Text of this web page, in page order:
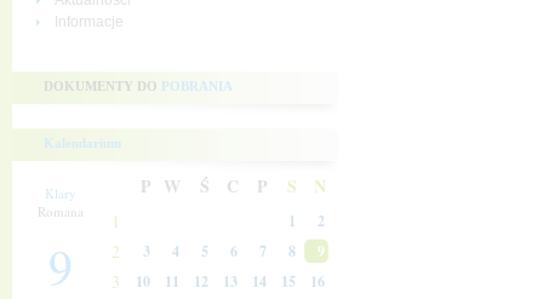
Informacje
DOKUMENTY DO POBRANIA
Kalendarium
Klary
Romana
9
P W Ś C P S N
1 1 2
2 3 4 5 6 7 8 9
3 10 11 12 13 14 15 16